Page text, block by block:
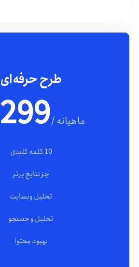
طرح حرفه‌ای
299 / ماهیانه
10 کلمه کلیدی
جز نتایج برتر
تحلیل وبسایت
تحلیل و جستجو
بهبود محتوا